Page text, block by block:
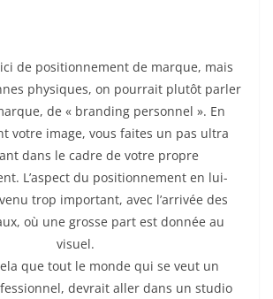
de positionnement de marque, mais
physiques, on pourrait plutôt parler
de « branding personnel ». En
votre image, vous faites un pas ultra
dans le cadre de votre propre
L’aspect du positionnement en lui-
trop important, avec l’arrivée des
où une grosse part est donnée au
visuel.
que tout le monde qui se veut un
devrait aller dans un studio